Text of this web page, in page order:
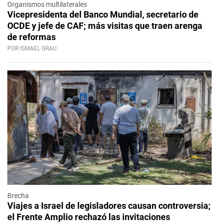
Organismos multilaterales
Vicepresidenta del Banco Mundial, secretario de
OCDE y jefe de CAF; más visitas que traen arenga
de reformas
POR ISMAEL GRAU
Brecha
Viajes a Israel de legisladores causan controversia;
el Frente Amplio rechazó las invitaciones